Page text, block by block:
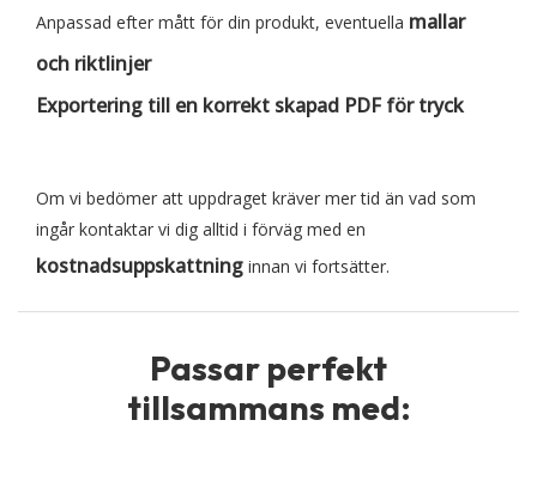
Anpassad efter mått för din produkt, eventuella mallar
och riktlinjer
Exportering till en korrekt skapad PDF för tryck
Om vi bedömer att uppdraget kräver mer tid än vad som
ingår kontaktar vi dig alltid i förväg med en
kostnadsuppskattning innan vi fortsätter.
Passar perfekt
tillsammans med: